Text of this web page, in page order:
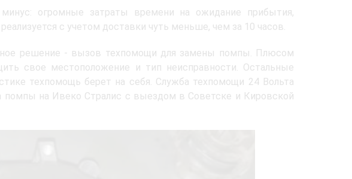
огромные затраты времени на ожидание прибытия,
с учетом доставки чуть меньше, чем за 10 часов.
решение - вызов техпомощи для замены помпы. Плюсом
свое местоположение и тип неисправности. Остальные
техпомощь берет на себя. Служба техпомощи 24 Вольта
помпы на Ивеко Стралис с выездом в Советске и Кировской